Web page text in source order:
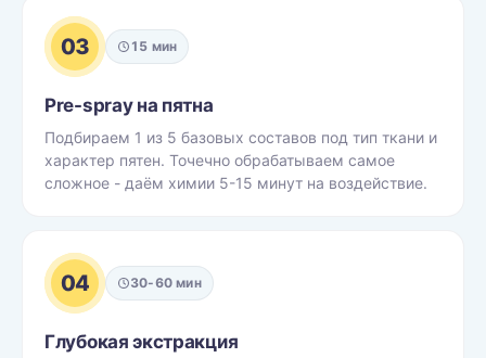
03 15 мин
Pre-spray на пятна
Подбираем 1 из 5 базовых составов под тип ткани и
характер пятен. Точечно обрабатываем самое
сложное - даём химии 5-15 минут на воздействие.
04 30-60 мин
Глубокая экстракция